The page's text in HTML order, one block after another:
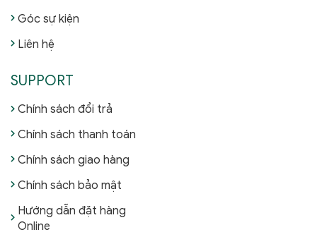
Góc sự kiện
Liên hệ
SUPPORT
Chính sách đổi trả
Chính sách thanh toán
Chính sách giao hàng
Chính sách bảo mật
Hướng dẫn đặt hàng
Online